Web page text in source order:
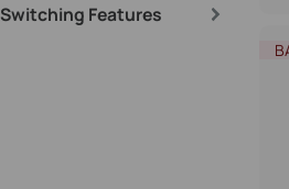
Switching Features